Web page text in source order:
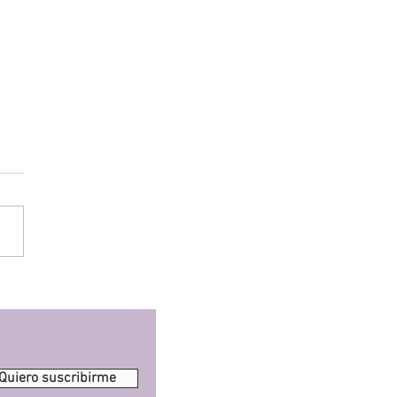
Quiero suscribirme